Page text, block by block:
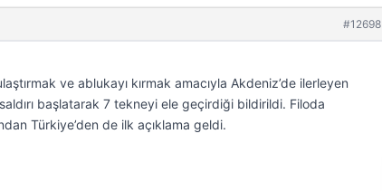
#12698
ve ablukayı kırmak amacıyla Akdeniz’de ilerleyen
başlatarak 7 tekneyi ele geçirdiği bildirildi. Filoda
Türkiye’den de ilk açıklama geldi.